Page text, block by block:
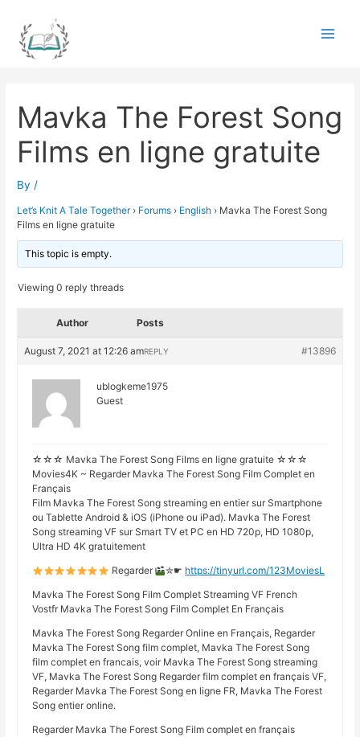
content
Mavka The Forest Song
Films en ligne gratuite
By /
Let’s Knit A Tale Together › Forums › English › Mavka The Forest Song
Films en ligne gratuite
This topic is empty.
Viewing 0 reply threads
Author Posts
August 7, 2021 at 12:26 am #13896
REPLY
ublogkeme1975
Guest
☆☆☆ Mavka The Forest Song Films en ligne gratuite ☆☆☆
Movies4K ~ Regarder Mavka The Forest Song Film Complet en
Français
Film Mavka The Forest Song streaming en entier sur Smartphone
ou Tablette Android & iOS (iPhone ou iPad). Mavka The Forest
Song streaming VF sur Smart TV et PC en HD 720p, HD 1080p,
Ultra HD 4K gratuitement
Regarder
✮☛ https://tinyurl.com/123MoviesL
Mavka The Forest Song Film Complet Streaming VF French
Vostfr Mavka The Forest Song Film Complet En Français
Mavka The Forest Song Regarder Online en Français, Regarder
Mavka The Forest Song film complet, Mavka The Forest Song
film complet en francais, voir Mavka The Forest Song streaming
VF, Mavka The Forest Song Regarder film complet en français VF,
Regarder Mavka The Forest Song en ligne FR, Mavka The Forest
Song entier online.
Regarder Mavka The Forest Song Film complet en français